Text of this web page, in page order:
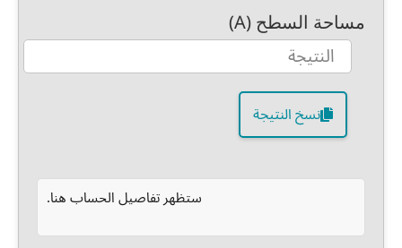
مساحة السطح (A)
نسخ النتيجة
ستظهر تفاصيل الحساب هنا.